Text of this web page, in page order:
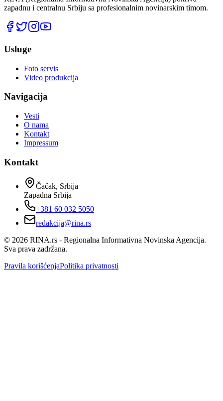
zapadnu i centralnu Srbiju sa profesionalnim novinarskim timom.
Usluge
Foto servis
Video produkcija
Navigacija
Vesti
O nama
Kontakt
Impressum
Kontakt
Čačak, Srbija
Zapadna Srbija
+381 60 032 5050
redakcija@rina.rs
© 2026 RINA.rs - Regionalna Informativna Novinska Agencija.
Sva prava zadržana.
Pravila korišćenjaPolitika privatnosti